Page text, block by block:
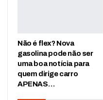
Não é flex? Nova
gasolina pode não ser
uma boa notícia para
quem dirige carro
APENAS…